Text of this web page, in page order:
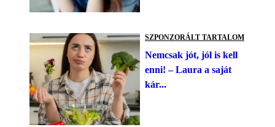
SZPONZORÁLT TARTALOM
Nemcsak jót, jól is kell
enni! – Laura a saját
kár...